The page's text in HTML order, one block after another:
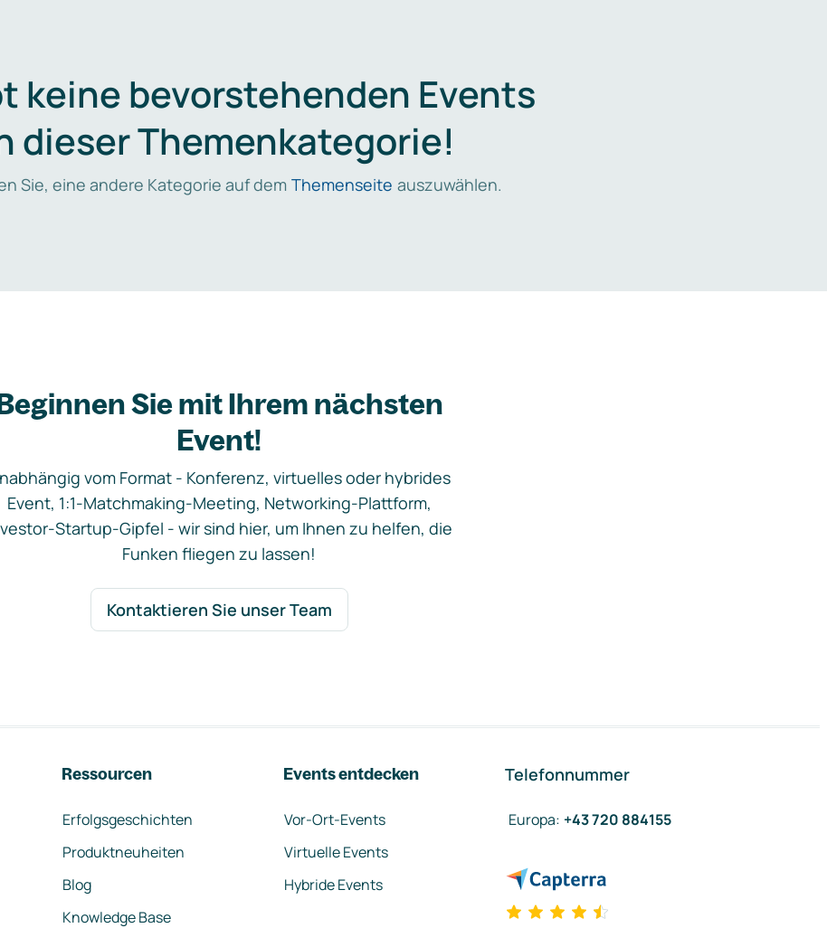
keine bevorstehenden Events
dieser Themenkategorie!
Sie, eine andere Kategorie auf dem Themenseite auszuwählen.
Sie mit Ihrem nächsten
Event!
vom Format - Konferenz, virtuelles oder hybrides
Event, 1:1-Matchmaking-Meeting, Networking-Plattform,
Startup-Gipfel - wir sind hier, um Ihnen zu helfen, die
Funken fliegen zu lassen!
Kontaktieren Sie unser Team
Ressourcen
Erfolgsgeschichten
Produktneuheiten
Blog
Knowledge Base
Events entdecken
Vor-Ort-Events
Virtuelle Events
Hybride Events
Telefonnummer
Europa: +43 720 884155